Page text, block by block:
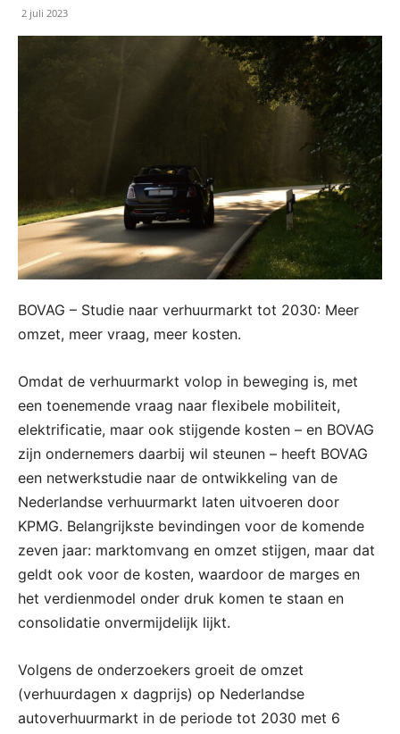
2 juli 2023
BOVAG – Studie naar verhuurmarkt tot 2030: Meer
omzet, meer vraag, meer kosten.
Omdat de verhuurmarkt volop in beweging is, met
een toenemende vraag naar flexibele mobiliteit,
elektrificatie, maar ook stijgende kosten – en BOVAG
zijn ondernemers daarbij wil steunen – heeft BOVAG
een netwerkstudie naar de ontwikkeling van de
Nederlandse verhuurmarkt laten uitvoeren door
KPMG. Belangrijkste bevindingen voor de komende
zeven jaar: marktomvang en omzet stijgen, maar dat
geldt ook voor de kosten, waardoor de marges en
het verdienmodel onder druk komen te staan en
consolidatie onvermijdelijk lijkt.
Volgens de onderzoekers groeit de omzet
(verhuurdagen x dagprijs) op Nederlandse
autoverhuurmarkt in de periode tot 2030 met 6